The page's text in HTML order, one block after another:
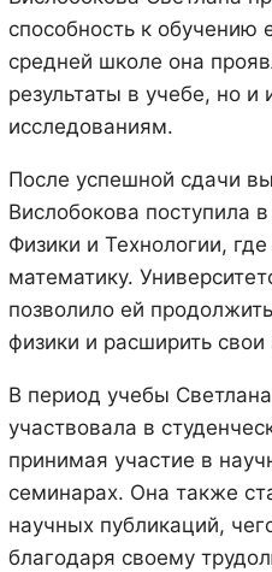
способность к
средней школе она
результаты в учебе, но и
исследованиям.
После успешной сдачи
Вислобокова поступила
Физики и Технологии,
математику.
позволило ей
физики и расширить
В период учебы
участвовала в
принимая участие в
семинарах. Она также
научных публикаций,
благодаря своему